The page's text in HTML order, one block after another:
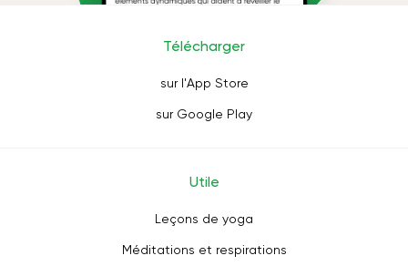
Télécharger
sur l'App Store
sur Google Play
Utile
Leçons de yoga
Méditations et respirations